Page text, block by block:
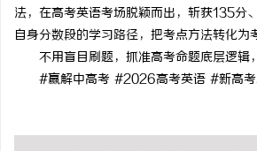
法，在高考英语考场脱颖而出，斩获135分
自身分数段的学习路径，把考点方法转化为
不用盲目刷题，抓准高考命题底层逻
#赢解中高考 #2026高考英语 #新高